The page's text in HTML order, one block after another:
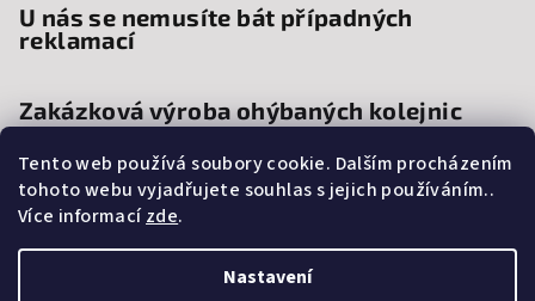
Tento web používá soubory cookie. Dalším procházením
tohoto webu vyjadřujete souhlas s jejich používáním..
Více informacízde.
Nastavení
U nás se nemusíte bát případných
reklamací
Zakázková výroba ohýbaných kolejnic
Proč si vybrat kolejnice a garnýže na
míru?